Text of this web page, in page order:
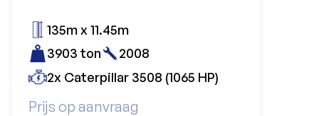
Prijs op aanvraag
135m x 11.45m
3903 ton
2008
2x Caterpillar 3508 (1065 HP)